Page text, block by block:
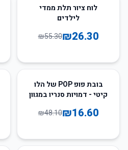
לוח ציור תלת ממדי
לילדים
₪26.30
₪55.30
65
בובת פופ POP של הלו
קיטי - דמויות סנריו במגוון
₪16.60
₪48.10